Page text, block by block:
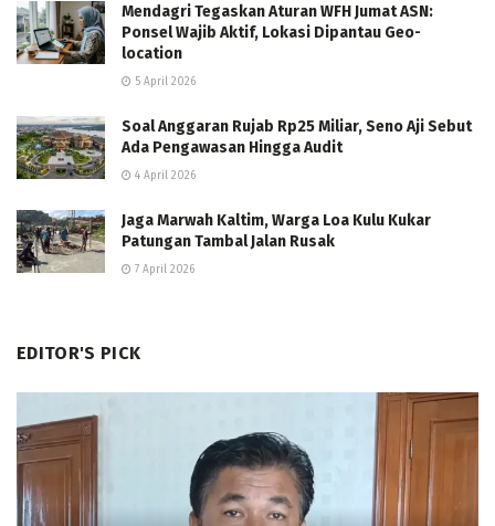
Mendagri Tegaskan Aturan WFH Jumat ASN:
Ponsel Wajib Aktif, Lokasi Dipantau Geo-
location
5 April 2026
Soal Anggaran Rujab Rp25 Miliar, Seno Aji Sebut
Ada Pengawasan Hingga Audit
4 April 2026
Jaga Marwah Kaltim, Warga Loa Kulu Kukar
Patungan Tambal Jalan Rusak
7 April 2026
EDITOR'S PICK